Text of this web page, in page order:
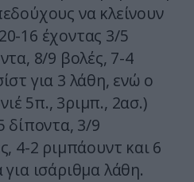
να κλείνουν
16 έχοντας 3/5
8/9 βολές, 7-4
για 3 λάθη, ενώ ο
5π., 3ριμπ., 2ασ.)
δίποντα, 3/9
4-2 ριμπάουντ και 6
ισάριθμα λάθη.